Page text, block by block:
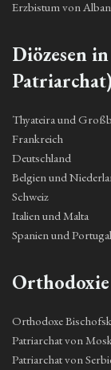
Erzbistum von
Diözesen
Thyateira und
Frankreich
Deutschland
Belgien und
Schweiz
Italien und Malta
Spanien und Portugal
Orthodoxe
Patriarchat von
Patriarchat von